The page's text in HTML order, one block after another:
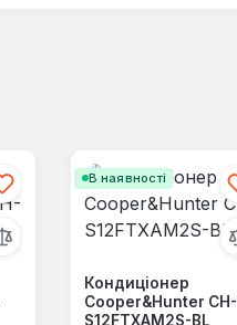
В наявності
Кондиціонер
Cooper&Hunter CH-
S12FTXAM2S-BL